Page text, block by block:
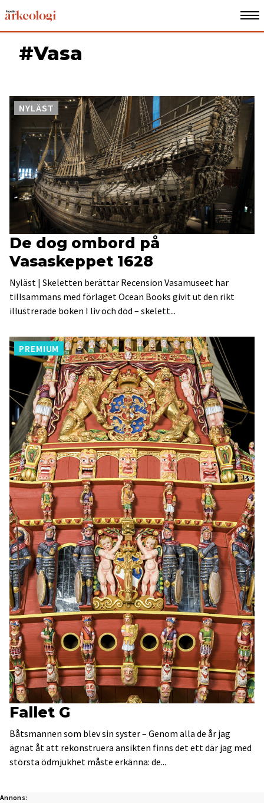
#Vasa
NYLÄST
De dog ombord på
Vasaskeppet 1628
Nyläst | Skeletten berättar Recension Vasamuseet har
tillsammans med förlaget Ocean Books givit ut den rikt
illustrerade boken I liv och död – skelett...
PREMIUM
Fallet G
Båtsmannen som blev sin syster – Genom alla de år jag
ägnat åt att rekonstruera ansikten finns det ett där jag med
största ödmjukhet måste erkänna: de...
Annons: